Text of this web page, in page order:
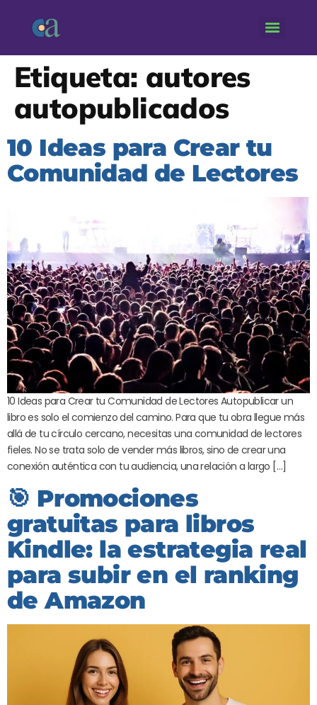
Etiqueta: autores
autopublicados
10 Ideas para Crear tu
Comunidad de Lectores
10 Ideas para Crear tu Comunidad de Lectores Autopublicar un
libro es solo el comienzo del camino. Para que tu obra llegue más
allá de tu círculo cercano, necesitas una comunidad de lectores
fieles. No se trata solo de vender más libros, sino de crear una
conexión auténtica con tu audiencia, una relación a largo […]
🎯 Promociones
gratuitas para libros
Kindle: la estrategia real
para subir en el ranking
de Amazon